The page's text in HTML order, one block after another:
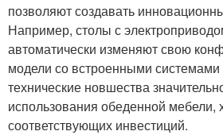
позволяют создавать
Например, столы с
автоматически изменяют свою
модели со встроенными
технические новшества
использования обеденной мебели,
соответствующих инвестиций.